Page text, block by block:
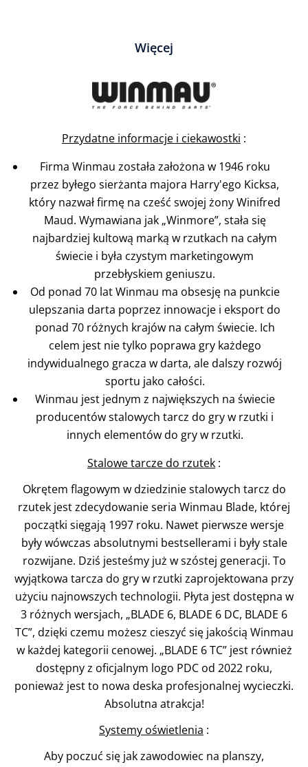
Więcej
Przydatne informacje i ciekawostki :
Firma Winmau została założona w 1946 roku
przez byłego sierżanta majora Harry'ego Kicksa,
który nazwał firmę na cześć swojej żony Winifred
Maud. Wymawiana jak „Winmore”, stała się
najbardziej kultową marką w rzutkach na całym
świecie i była czystym marketingowym
przebłyskiem geniuszu.
Od ponad 70 lat Winmau ma obsesję na punkcie
ulepszania darta poprzez innowacje i eksport do
ponad 70 różnych krajów na całym świecie. Ich
celem jest nie tylko poprawa gry każdego
indywidualnego gracza w darta, ale dalszy rozwój
sportu jako całości.
Winmau jest jednym z największych na świecie
producentów stalowych tarcz do gry w rzutki i
innych elementów do gry w rzutki.
Stalowe tarcze do rzutek :
Okrętem flagowym w dziedzinie stalowych tarcz do
rzutek jest zdecydowanie seria Winmau Blade, której
początki sięgają 1997 roku. Nawet pierwsze wersje
były wówczas absolutnymi bestsellerami i były stale
rozwijane. Dziś jesteśmy już w szóstej generacji. To
wyjątkowa tarcza do gry w rzutki zaprojektowana przy
użyciu najnowszych technologii. Płyta jest dostępna w
3 różnych wersjach, „BLADE 6, BLADE 6 DC, BLADE 6
TC”, dzięki czemu możesz cieszyć się jakością Winmau
w każdej kategorii cenowej. „BLADE 6 TC” jest również
dostępny z oficjalnym logo PDC od 2022 roku,
ponieważ jest to nowa deska profesjonalnej wycieczki.
Absolutna atrakcja!
Systemy oświetlenia :
Aby poczuć się jak zawodowiec na planszy,